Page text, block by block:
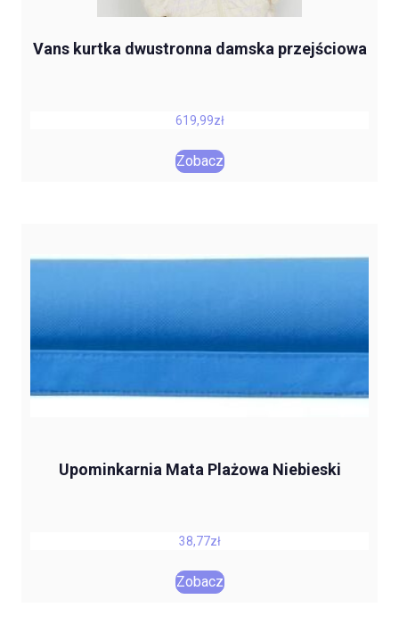
Vans kurtka dwustronna damska przejściowa
619,99zł
Zobacz
Upominkarnia Mata Plażowa Niebieski
38,77zł
Zobacz